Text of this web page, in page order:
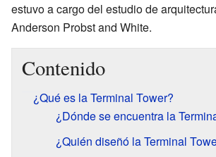
estuvo a cargo del estudio de
Anderson Probst and White.
Contenido
¿Qué es la Terminal Tower?
¿Dónde se encuentra la
¿Quién diseñó la Terminal